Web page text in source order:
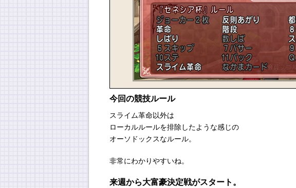
今回の競技ルール
スライム革命以外は
ローカルルールを排除したような感じの
オーソドックスなルール。
非常にわかりやすいね。
来週から大富豪決定戦がスタート。